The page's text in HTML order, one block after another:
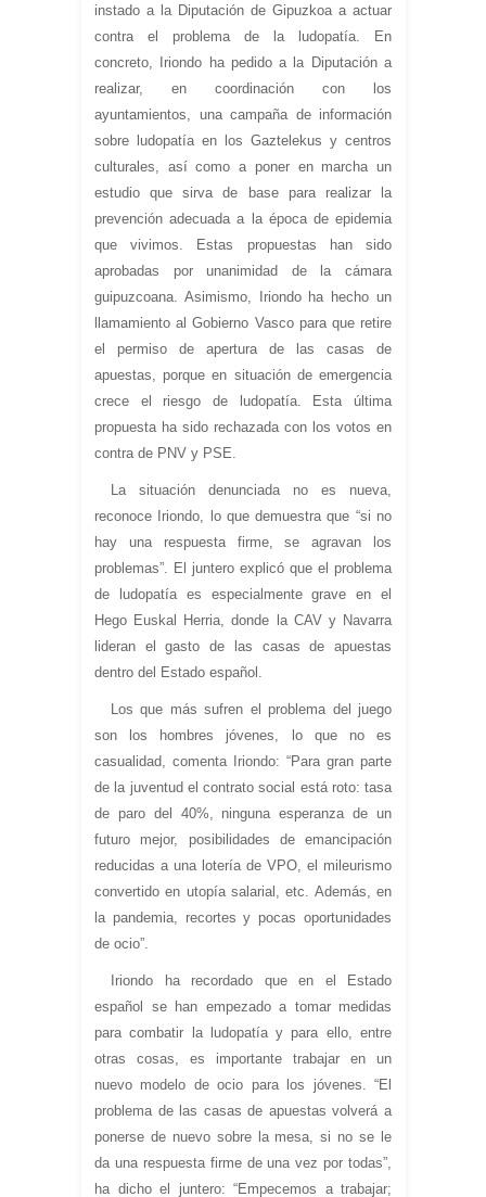
instado a la Diputación de Gipuzkoa a actuar
contra el problema de la ludopatía. En
concreto, Iriondo ha pedido a la Diputación a
realizar, en coordinación con los
ayuntamientos, una campaña de información
sobre ludopatía en los Gaztelekus y centros
culturales, así como a poner en marcha un
estudio que sirva de base para realizar la
prevención adecuada a la época de epidemia
que vivimos. Estas propuestas han sido
aprobadas por unanimidad de la cámara
guipuzcoana. Asimismo, Iriondo ha hecho un
llamamiento al Gobierno Vasco para que retire
el permiso de apertura de las casas de
apuestas, porque en situación de emergencia
crece el riesgo de ludopatía. Esta última
propuesta ha sido rechazada con los votos en
contra de PNV y PSE.
La situación denunciada no es nueva,
reconoce Iriondo, lo que demuestra que “si no
hay una respuesta firme, se agravan los
problemas”. El juntero explicó que el problema
de ludopatía es especialmente grave en el
Hego Euskal Herria, donde la CAV y Navarra
lideran el gasto de las casas de apuestas
dentro del Estado español.
Los que más sufren el problema del juego
son los hombres jóvenes, lo que no es
casualidad, comenta Iriondo: “Para gran parte
de la juventud el contrato social está roto: tasa
de paro del 40%, ninguna esperanza de un
futuro mejor, posibilidades de emancipación
reducidas a una lotería de VPO, el mileurismo
convertido en utopía salarial, etc. Además, en
la pandemia, recortes y pocas oportunidades
de ocio”.
Iriondo ha recordado que en el Estado
español se han empezado a tomar medidas
para combatir la ludopatía y para ello, entre
otras cosas, es importante trabajar en un
nuevo modelo de ocio para los jóvenes. “El
problema de las casas de apuestas volverá a
ponerse de nuevo sobre la mesa, si no se le
da una respuesta firme de una vez por todas”,
ha dicho el juntero: “Empecemos a trabajar;